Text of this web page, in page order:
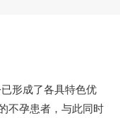
形成了各具特色优
不孕患者，与此同时